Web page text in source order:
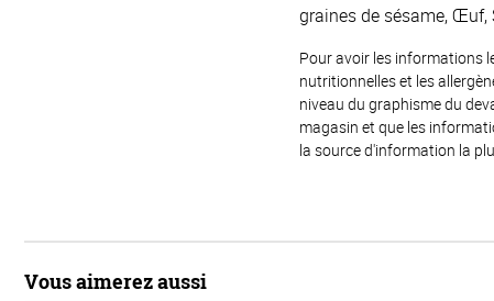
graines de sésame, Œuf,
Pour avoir les informations
nutritionnelles et les
niveau du graphisme du
magasin et que les
la source d'information la
Vous aimerez aussi